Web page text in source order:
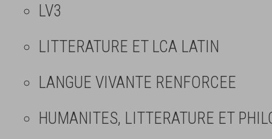
LV3
LITTERATURE ET LCA LATIN
LANGUE VIVANTE RENFORCEE
HUMANITES, LITTERATURE ET